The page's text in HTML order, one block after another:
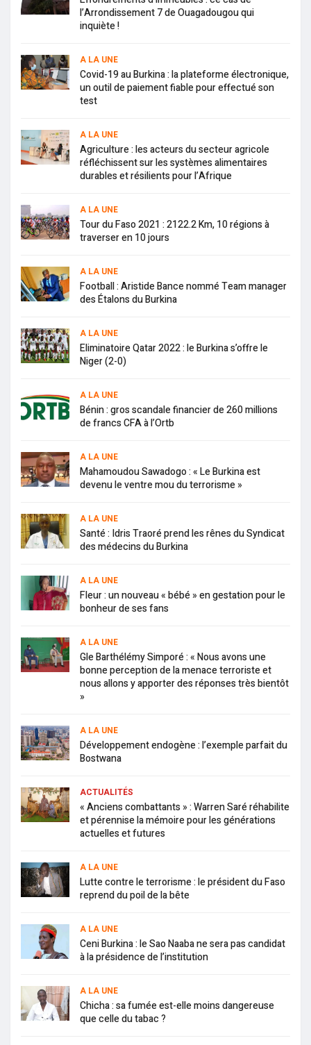
l’Arrondissement 7 de Ouagadougou qui
inquiète !
A LA UNE
Covid-19 au Burkina : la plateforme électronique,
un outil de paiement fiable pour effectué son
test
A LA UNE
Agriculture : les acteurs du secteur agricole
réfléchissent sur les systèmes alimentaires
durables et résilients pour l’Afrique
A LA UNE
Tour du Faso 2021 : 2122.2 Km, 10 régions à
traverser en 10 jours
A LA UNE
Football : Aristide Bance nommé Team manager
des Étalons du Burkina
A LA UNE
Eliminatoire Qatar 2022 : le Burkina s’offre le
Niger (2-0)
A LA UNE
Bénin : gros scandale financier de 260 millions
de francs CFA à l’Ortb
A LA UNE
Mahamoudou Sawadogo : « Le Burkina est
devenu le ventre mou du terrorisme »
A LA UNE
Santé : Idris Traoré prend les rênes du Syndicat
des médecins du Burkina
A LA UNE
Fleur : un nouveau « bébé » en gestation pour le
bonheur de ses fans
A LA UNE
Gle Barthélémy Simporé : « Nous avons une
bonne perception de la menace terroriste et
nous allons y apporter des réponses très bientôt
»
A LA UNE
Développement endogène : l’exemple parfait du
Bostwana
ACTUALITÉS
« Anciens combattants » : Warren Saré réhabilite
et pérennise la mémoire pour les générations
actuelles et futures
A LA UNE
Lutte contre le terrorisme : le président du Faso
reprend du poil de la bête
A LA UNE
Ceni Burkina : le Sao Naaba ne sera pas candidat
à la présidence de l’institution
A LA UNE
Chicha : sa fumée est-elle moins dangereuse
que celle du tabac ?